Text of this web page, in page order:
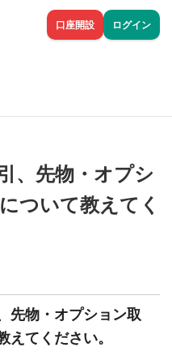
口座開設 ログイン
、先物・オプシ
ついて教えてく
先物・オプション取
えてください。